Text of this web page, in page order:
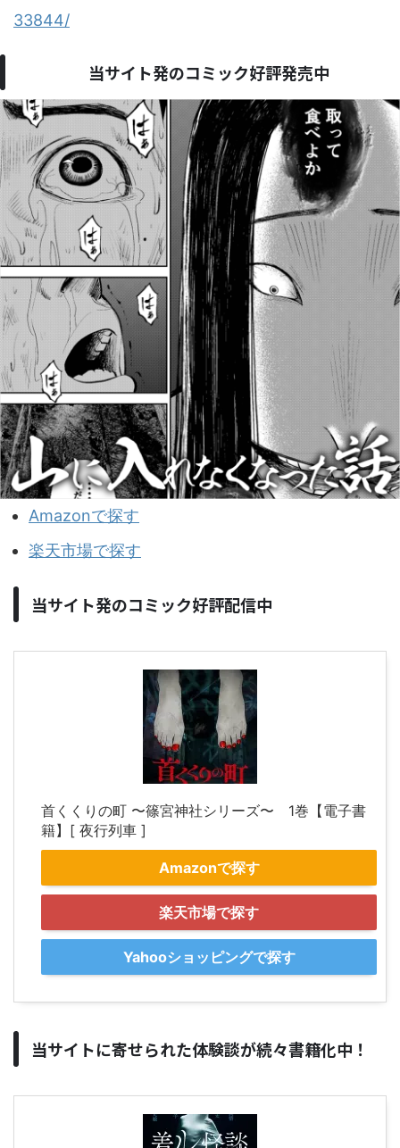
33844/
当サイト発のコミック好評発売中
Amazonで探す
楽天市場で探す
当サイト発のコミック好評配信中
首くくりの町 〜篠宮神社シリーズ〜 1巻【電子書
籍】[ 夜行列車 ]
Amazonで探す
楽天市場で探す
Yahooショッピングで探す
当サイトに寄せられた体験談が続々書籍化中！